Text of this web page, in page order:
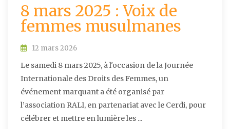
8 mars 2025 : Voix de
femmes musulmanes
12 mars 2026
Le samedi 8 mars 2025, à l'occasion de la Journée
Internationale des Droits des Femmes, un
événement marquant a été organisé par
l’association RALI, en partenariat avec le Cerdi, pour
célébrer et mettre en lumière les ...